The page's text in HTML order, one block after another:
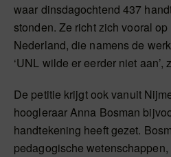
waar dinsdagochtend 437
stonden. Ze richt zich vooral
Nederland, die namens de
‘UNL wilde er eerder niet aan’,
De petitie krijgt ook vanuit
hoogleraar Anna Bosman
handtekening heeft gezet.
pedagogische